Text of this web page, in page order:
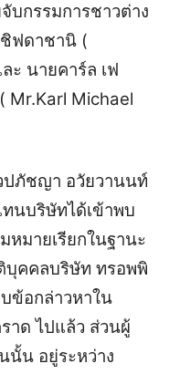
บกรรมการชาวต่าง
ฟดาชานิ (
ะ นายคาร์ล เฟ
Mr.Karl Michael
ปภัชญา อวัยวานนท์
นบริษัทได้เข้าพบ
มายเรียกในฐานะ
บุคคลบริษัท ทรอพพิ
ข้อกล่าวหาใน
าด ไปแล้ว ส่วนผู้
นั้น อยู่ระหว่าง